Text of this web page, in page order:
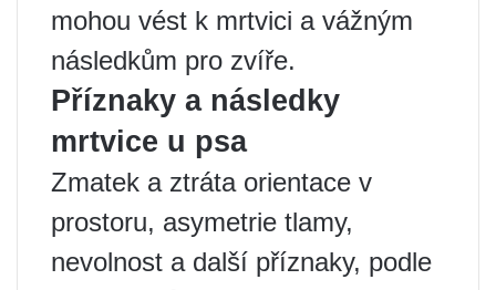
mohou vést k mrtvici a vážným
následkům pro zvíře.
Příznaky a následky
mrtvice u psa
Zmatek a ztráta orientace v
prostoru, asymetrie tlamy,
nevolnost a další příznaky, podle